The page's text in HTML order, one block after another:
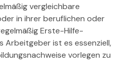
vergleichbare
in ihrer beruflichen oder
Erste-Hilfe-
Arbeitgeber ist es essenziell,
vorlegen zu